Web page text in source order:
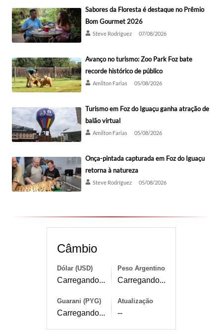
Sabores da Floresta é destaque no Prêmio
Bom Gourmet 2026
Steve Rodríguez 07/08/2026
Avanço no turismo: Zoo Park Foz bate
recorde histórico de público
Amilton Farias 05/08/2026
Turismo em Foz do Iguaçu ganha atração de
balão virtual
Amilton Farias 05/08/2026
Onça-pintada capturada em Foz do Iguaçu
retorna à natureza
Steve Rodríguez 05/08/2026
Câmbio
Dólar (USD)
Carregando...
Peso Argentino
Carregando...
Guarani (PYG)
Carregando...
Atualização
--